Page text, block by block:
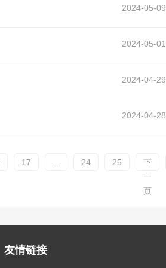
2024-05-09
2024-05-01
2024-04-29
2024-04-28
17 24 25
下
一
页
友情链接